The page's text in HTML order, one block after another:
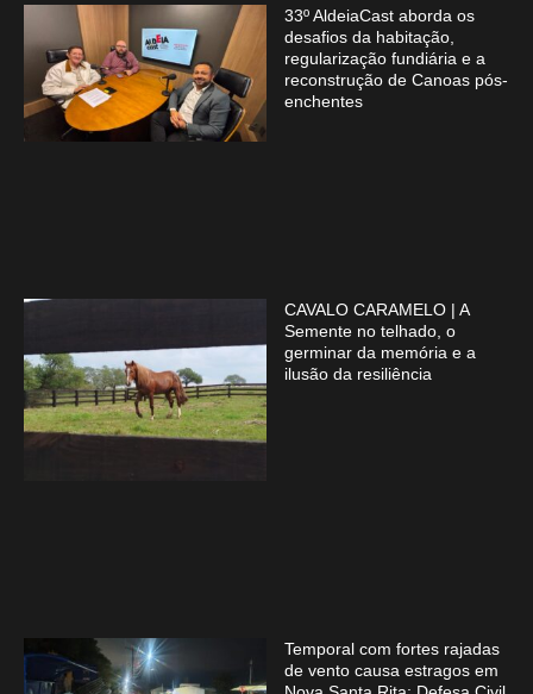
33º AldeiaCast aborda os
desafios da habitação,
regularização fundiária e a
reconstrução de Canoas pós-
enchentes
CAVALO CARAMELO | A
Semente no telhado, o
germinar da memória e a
ilusão da resiliência
Temporal com fortes rajadas
de vento causa estragos em